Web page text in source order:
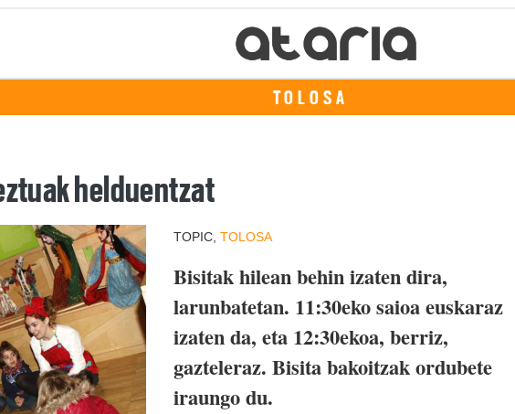
TOLOSA
helduentzat
TOPIC, TOLOSA
Bisitak hilean behin izaten dira,
larunbatetan. 11:30eko saioa euskaraz
izaten da, eta 12:30ekoa, berriz,
gazteleraz. Bisita bakoitzak ordubete
iraungo du.